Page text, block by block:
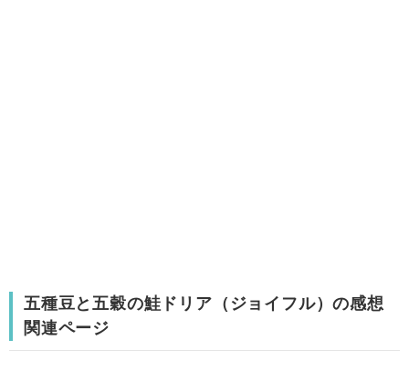
五種豆と五穀の鮭ドリア（ジョイフル）の感想
関連ページ